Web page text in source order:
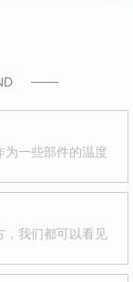
为一些部件的温度
，我们都可以看见